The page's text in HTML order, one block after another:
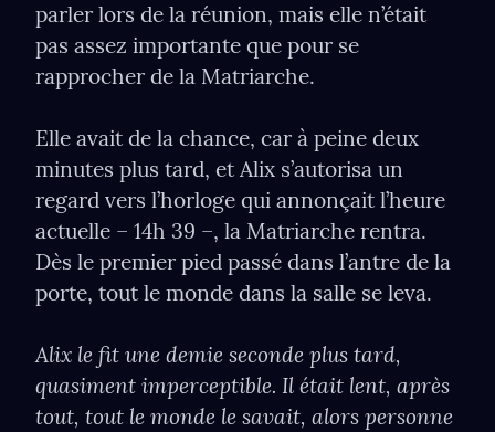
parler lors de la réunion, mais elle n’était
pas assez importante que pour se
rapprocher de la Matriarche.
Elle avait de la chance, car à peine deux
minutes plus tard, et Alix s’autorisa un
regard vers l’horloge qui annonçait l’heure
actuelle – 14h 39 –, la Matriarche rentra.
Dès le premier pied passé dans l’antre de la
porte, tout le monde dans la salle se leva.
Alix le ﬁt une demie seconde plus tard,
quasiment imperceptible. Il était lent, après
tout, tout le monde le savait, alors personne